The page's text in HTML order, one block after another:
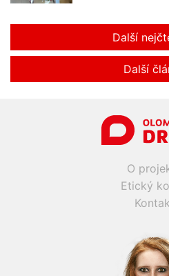
Další
Další
O
Etický